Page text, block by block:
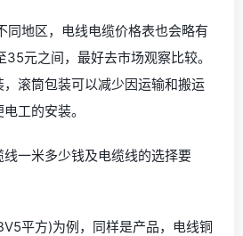
同地区，电线电缆价格表也会略有
元之间，最好去市场观察比较。
滚筒包装可以减少因运输和搬运
工的安装。
一米多少钱及电缆线的选择要
平方)为例，同样是产品，电线铜